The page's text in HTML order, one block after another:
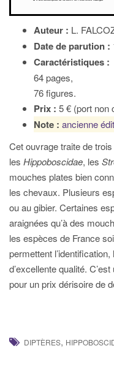
Auteur : L.
Date de parution :
Caractéristiques :
64 pages,
76 figures.
Prix : 5 € (port non
Note : ancienne
Cet ouvrage traite de
les Hippoboscidae, les
mouches plates bien
les chevaux. Plusieurs
ou au gibier. Certaines
araignées qu’à des
les espèces de France
permettent
d’excellente qualité.
pour un prix dérisoire de
DIPTÈRES,